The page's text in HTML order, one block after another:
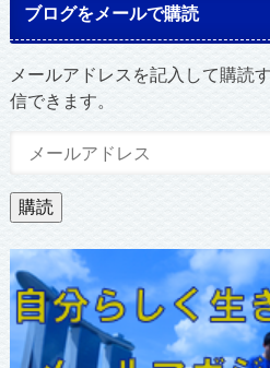
ブログをメールで購読
メールアドレスを記入して購読
信できます。
ル
ア
ド
レ
ス
購読